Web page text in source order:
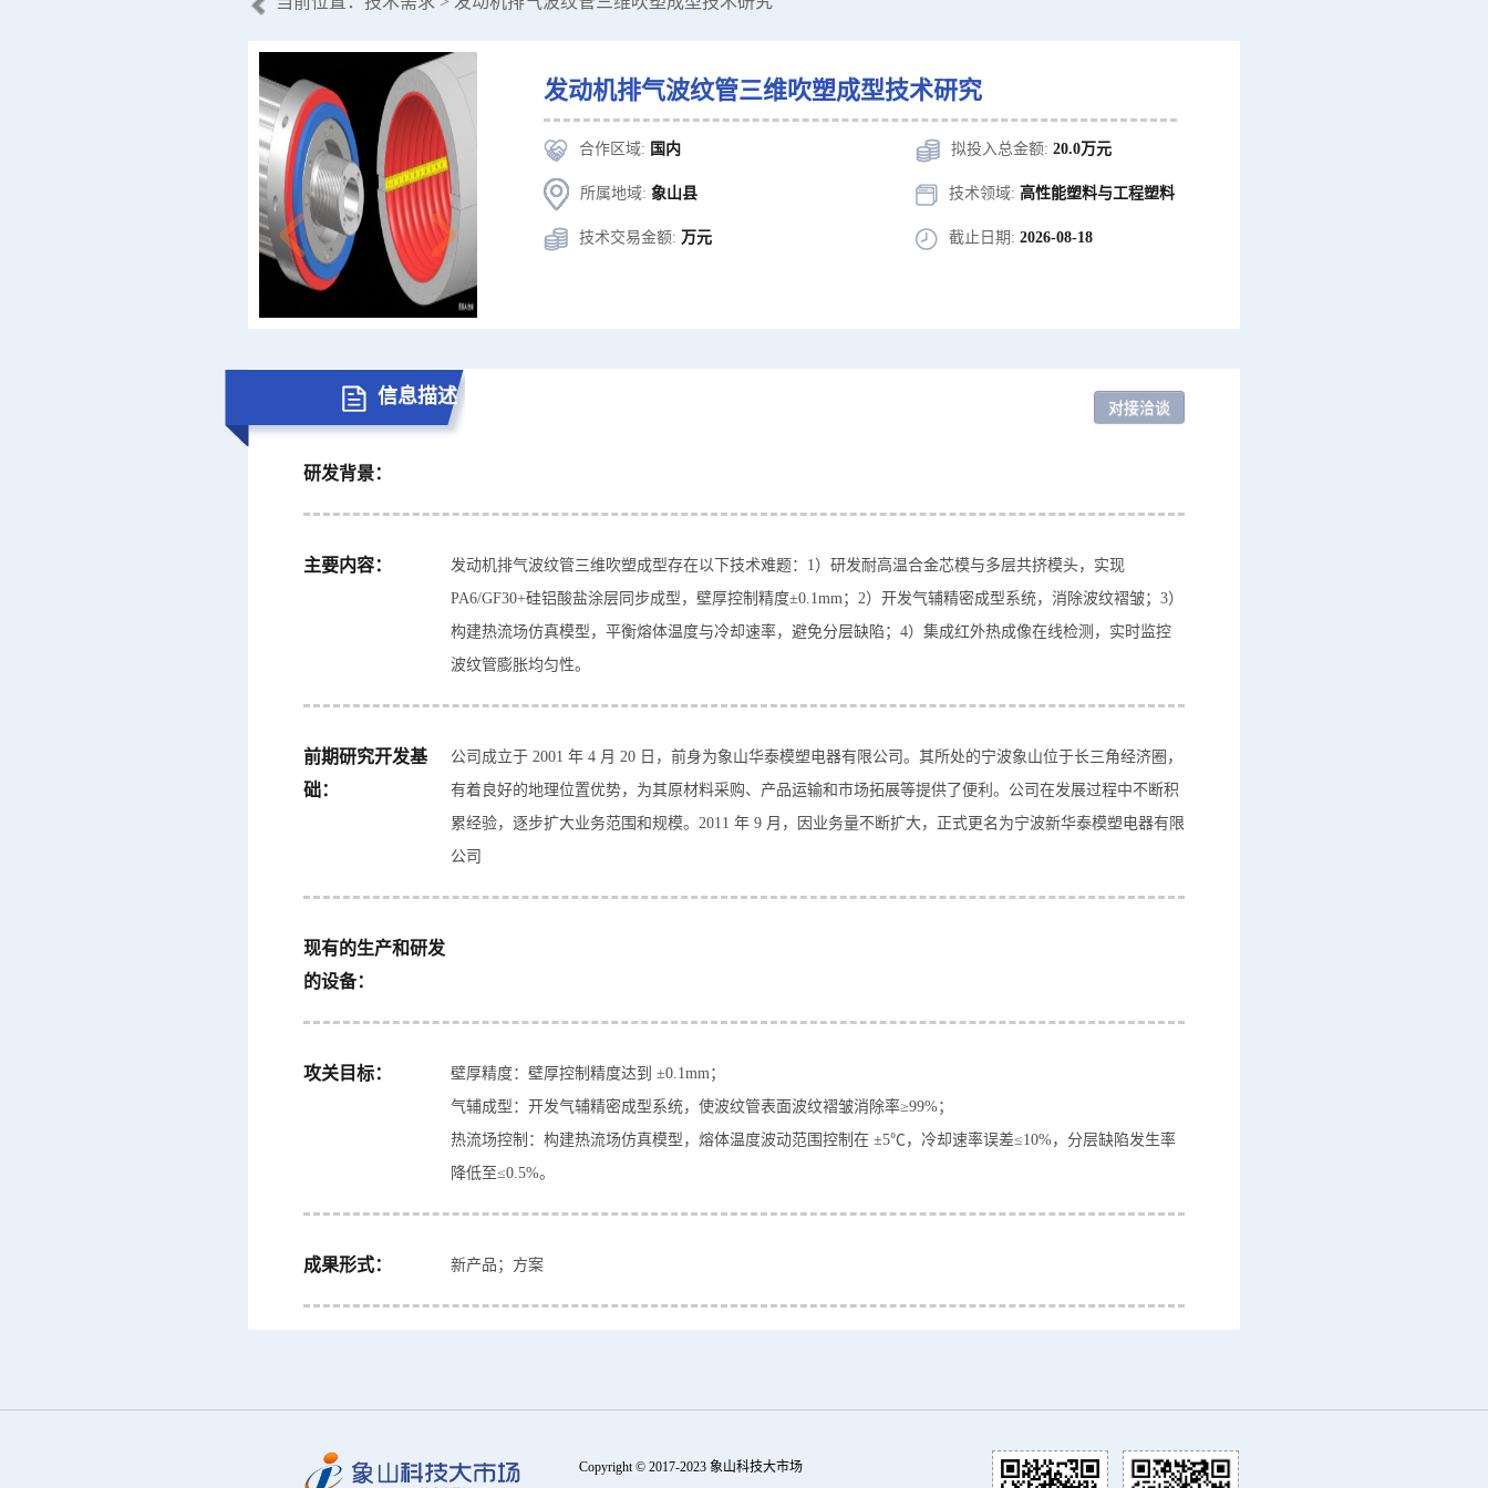
发动机排气波纹管三维吹塑成型技术研究
合作区域: 国内 拟投入总金额:20.0万元
所属地域:象山县 技术领域: 高性能塑料与工程塑料
技术交易金额: 万元 截止日期:2026-08-18
信息描述
研发背景：
主要内容：
发动机排气波纹管三维吹塑成型存在以下技术难题：1）研发耐高温合金芯模与多层共挤模头，实现
PA6/GF30+硅铝酸盐涂层同步成型，壁厚控制精度±0.1mm；2）开发气辅精密成型系统，消除波纹褶皱；3）
构建热流场仿真模型，平衡熔体温度与冷却速率，避免分层缺陷；4）集成红外热成像在线检测，实时监控
波纹管膨胀均匀性。
前期研究开发基
础：
公司成立于 2001 年 4 月 20 日，前身为象山华泰模塑电器有限公司。其所处的宁波象山位于长三角经济圈，
有着良好的地理位置优势，为其原材料采购、产品运输和市场拓展等提供了便利。公司在发展过程中不断积
累经验，逐步扩大业务范围和规模。2011 年 9 月，因业务量不断扩大，正式更名为宁波新华泰模塑电器有限
公司
现有的生产和研发
的设备：
攻关目标：
壁厚精度：壁厚控制精度达到 ±0.1mm；
气辅成型：开发气辅精密成型系统，使波纹管表面波纹褶皱消除率≥99%；​
热流场控制：构建热流场仿真模型，熔体温度波动范围控制在 ±5℃，冷却速率误差≤10%，分层缺陷发生率
降低至≤0.5%。
成果形式： 新产品；方案
Copyright © 2017-2023 象山科技大市场